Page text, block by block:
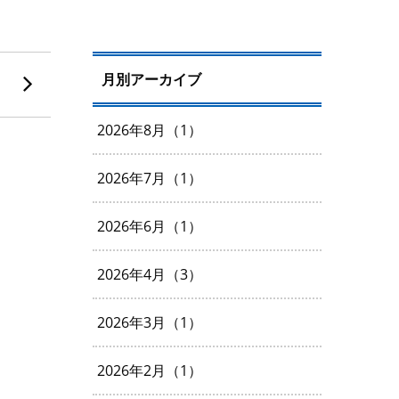
月別アーカイブ
2026年8月（1）
2026年7月（1）
2026年6月（1）
2026年4月（3）
2026年3月（1）
2026年2月（1）